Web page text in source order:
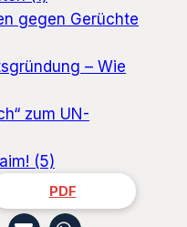
gegen Gerüchte
– Wie
zum UN-
(5)
PDF